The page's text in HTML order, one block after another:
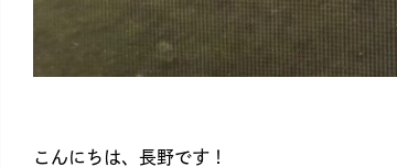
こんにちは、長野です！